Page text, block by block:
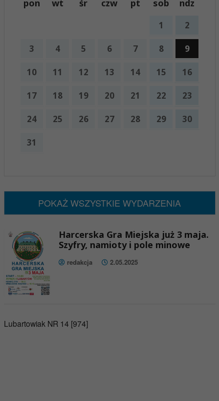
pon
wt śr czw pt sob ndz
1 2
3 4 5 6 7 8 9
10 11 12 13 14 15 16
17 18 19 20 21 22 23
24 25 26 27 28 29 30
31
POKAŻ WSZYSTKIE WYDARZENIA
Harcerska Gra Miejska już 3 maja.
Szyfry, namioty i pole minowe
redakcja 2.05.2025
Lubartowiak NR 14 [974]